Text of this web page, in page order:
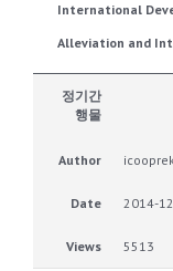
International
Alleviation and
정기간
행물
Author
Date 2014-
Views 5513